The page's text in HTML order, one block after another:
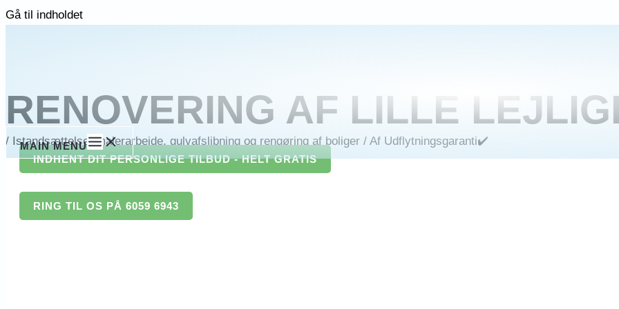
Gå til indholdet
MAIN MENU
RENOVERING AF LILLE
/ Istandsættelse, malerarbejde, gulvafslibning og rengøring af boliger / Af Udflytningsgaranti✔️
INDHENT DIT PERSONLIGE TILBUD - HELT GRATIS
RING TIL OS PÅ 6059 6943